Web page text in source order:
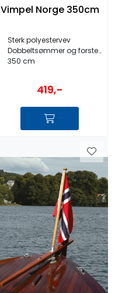
Vimpel Norge 350cm
Sterk polyestervev
Dobbeltsømmer og forsterket rygg
350 cm
419,-